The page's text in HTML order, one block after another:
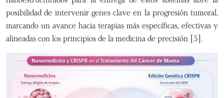
posibilidad de intervenir genes clave en la progresión tumoral,
marcando un avance hacia terapias más específicas, efectivas y
alineadas con los principios de la medicina de precisión [5].